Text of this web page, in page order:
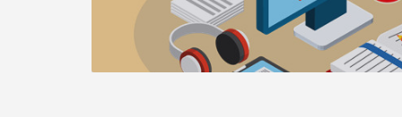
Lớp 8
Lớp 7